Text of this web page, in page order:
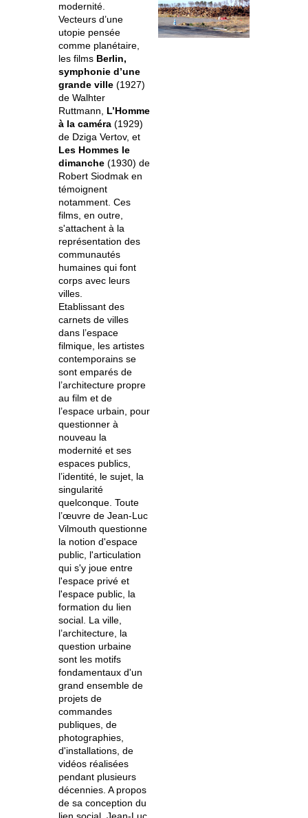
modernité.
Vecteurs d’une
utopie pensée
comme planétaire,
les films Berlin,
symphonie d’une
grande ville (1927)
de Walhter
Ruttmann, L’Homme
à la caméra (1929)
de Dziga Vertov, et
Les Hommes le
dimanche (1930) de
Robert Siodmak en
témoignent
notamment. Ces
films, en outre,
s'attachent à la
représentation des
communautés
humaines qui font
corps avec leurs
villes.
Etablissant des
carnets de villes
dans l’espace
filmique, les artistes
contemporains se
sont emparés de
l’architecture propre
au film et de
l’espace urbain, pour
questionner à
nouveau la
modernité et ses
espaces publics,
l’identité, le sujet, la
singularité
quelconque. Toute
l’œuvre de Jean-Luc
Vilmouth questionne
la notion d'espace
public, l'articulation
qui s'y joue entre
l'espace privé et
l'espace public, la
formation du lien
social. La ville,
l’architecture, la
question urbaine
sont les motifs
fondamentaux d'un
grand ensemble de
projets de
commandes
publiques, de
photographies,
d'installations, de
vidéos réalisées
pendant plusieurs
décennies. A propos
de sa conception du